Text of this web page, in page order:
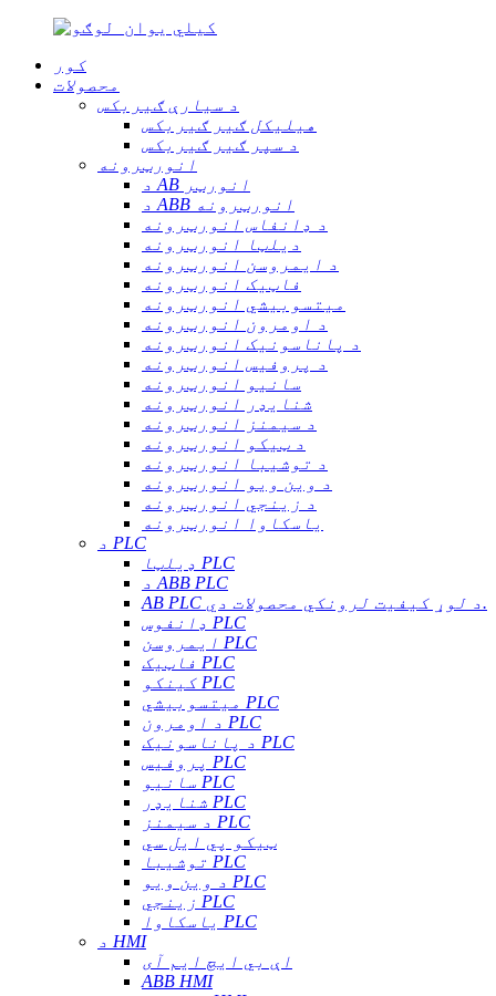
کور
محصولات
د سیارې ګیربکس
هیلیکل ګیر ګیربکس
د سپر ګیر ګیربکس
انورټرونه
د AB انورټر
د ABB انورټرونه
د ډانفاس انورټرونه
دیلټا انورټرونه
د ایمروسن انورټرونه
فاټیک انورټرونه
میتسوبیشي انورټرونه
د اومرون انورټرونه
د پاناسونیک انورټرونه
د پروفیس انورټرونه
سانیو انورټرونه
شنایډر انورټرونه
د سیمنز انورټرونه
د ټیکو انورټرونه
د توشیبا انورټرونه
د وین ویو انورټرونه
د زینجي انورټرونه
یاسکاوا انورټرونه
د PLC
ډیلټا PLC
د ABB PLC
AB PLC د لوړ کیفیت لرونکي محصولات دي.
ډانفوس PLC
ایمروسن PLC
فاټیک PLC
کینکو PLC
میتسوبیشي PLC
د اومرون PLC
د پاناسونیک PLC
پروفیس PLC
سانیو PLC
شنایډر PLC
د سیمنز PLC
ټیکو پي ایل سي
توشیبا PLC
د وین ویو PLC
زینجي PLC
یاسکاوا PLC
د HMI
اې بي ایچ ایم آی
ABB HMI